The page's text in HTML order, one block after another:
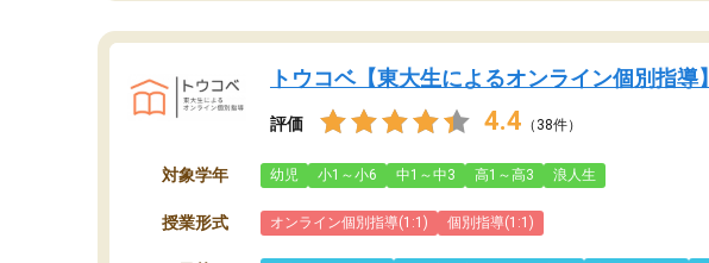
トウコベ【東大生によるオンライン個別指導】
評価 4.4 （38件）
対象学年 幼児 小1～小6 中1～中3 高1～高3 浪人生
授業形式 オンライン個別指導(1:1) 個別指導(1:1)